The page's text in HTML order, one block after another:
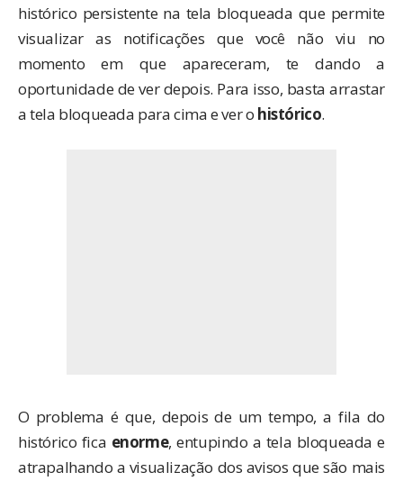
histórico persistente na tela bloqueada que permite
visualizar as notificações que você não viu no
momento em que apareceram, te dando a
oportunidade de ver depois. Para isso, basta arrastar
a tela bloqueada para cima e ver o histórico.
O problema é que, depois de um tempo, a fila do
histórico fica enorme, entupindo a tela bloqueada e
atrapalhando a visualização dos avisos que são mais